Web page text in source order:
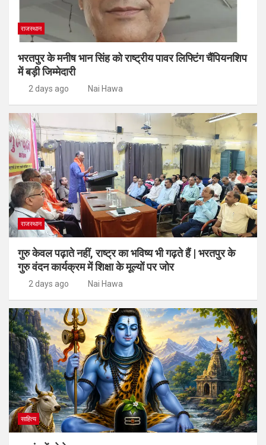
राजस्थान
भरतपुर के मनीष भान सिंह को राष्ट्रीय पावर लिफ्टिंग चैंपियनशिप
में बड़ी जिम्मेदारी
2 days ago Nai Hawa
राजस्थान
गुरु केवल पढ़ाते नहीं, राष्ट्र का भविष्य भी गढ़ते हैं | भरतपुर के
गुरु वंदन कार्यक्रम में शिक्षा के मूल्यों पर जोर
2 days ago Nai Hawa
साहित्य